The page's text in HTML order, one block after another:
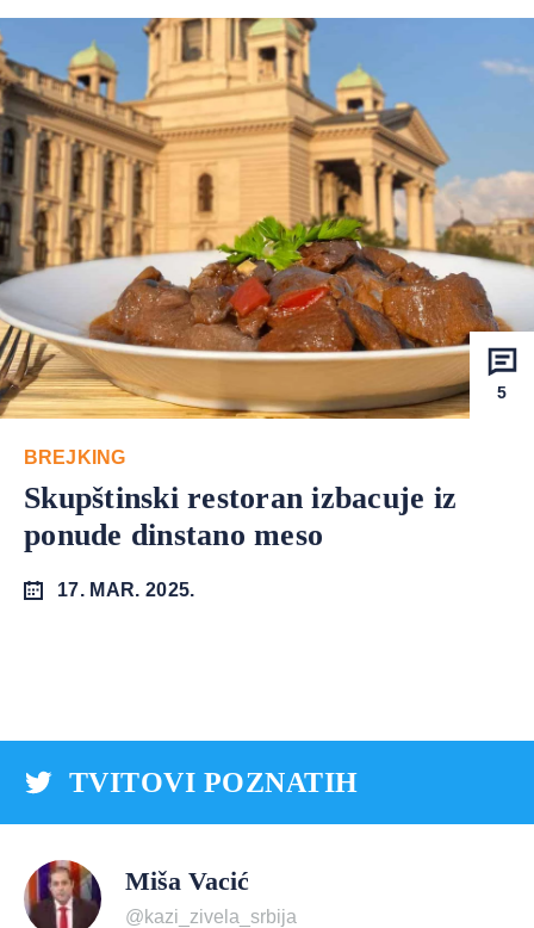
5
BREJKING
Skupštinski restoran izbacuje iz
ponude dinstano meso
17. MAR. 2025.
TVITOVI POZNATIH
Miša Vacić
@kazi_zivela_srbija